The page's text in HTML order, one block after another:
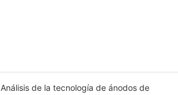
Análisis de la tecnología de ánodos de